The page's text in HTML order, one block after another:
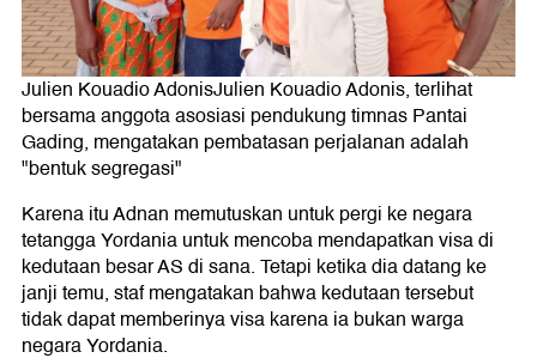
Julien Kouadio AdonisJulien Kouadio Adonis, terlihat
bersama anggota asosiasi pendukung timnas Pantai
Gading, mengatakan pembatasan perjalanan adalah
"bentuk segregasi"
Karena itu Adnan memutuskan untuk pergi ke negara
tetangga Yordania untuk mencoba mendapatkan visa di
kedutaan besar AS di sana. Tetapi ketika dia datang ke
janji temu, staf mengatakan bahwa kedutaan tersebut
tidak dapat memberinya visa karena ia bukan warga
negara Yordania.